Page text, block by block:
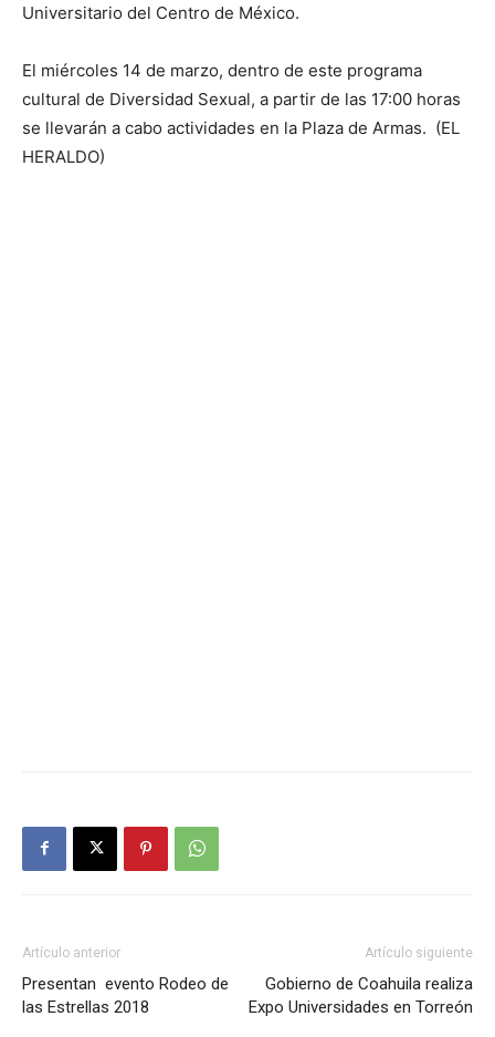
Universitario del Centro de México.
El miércoles 14 de marzo, dentro de este programa
cultural de Diversidad Sexual, a partir de las 17:00 horas
se llevarán a cabo actividades en la Plaza de Armas. (EL
HERALDO)
Artículo anterior
Presentan evento Rodeo de
las Estrellas 2018
Artículo siguiente
Gobierno de Coahuila realiza
Expo Universidades en Torreón